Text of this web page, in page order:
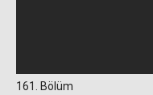
161. Bölüm